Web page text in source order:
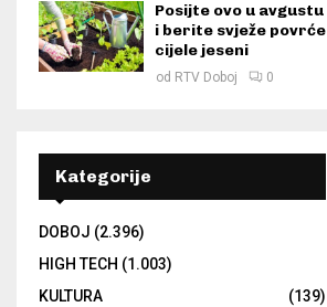
Posijte ovo u avgustu
i berite svježe povrće
cijele jeseni
od RTV Doboj 0
Kategorije
DOBOJ (2.396)
HIGH TECH (1.003)
KULTURA
(139)